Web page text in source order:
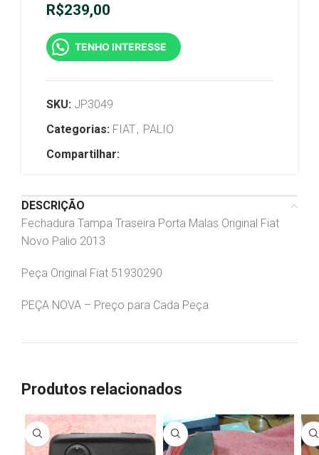
R$239,00
TENHO INTERESSE
SKU: JP3049
Categorias: FIAT, PALIO
Compartilhar:
DESCRIÇÃO
Fechadura Tampa Traseira Porta Malas Original Fiat
Novo Palio 2013
Peça Original Fiat 51930290
PEÇA NOVA – Preço para Cada Peça
Produtos relacionados